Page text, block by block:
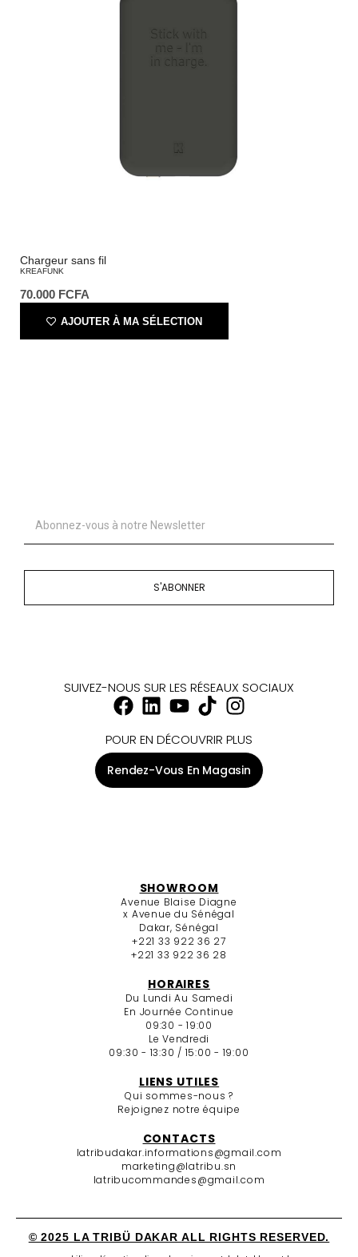
Chargeur sans fil
KREAFUNK
70.000 FCFA
AJOUTER À MA SÉLECTION
S'ABONNER
SUIVEZ-NOUS SUR LES RÉSEAUX SOCIAUX
POUR EN DÉCOUVRIR PLUS
Rendez-Vous En Magasin
SHOWROOM
Avenue Blaise Diagne
x Avenue du Sénégal
Dakar, Sénégal
+221 33 922 36 27
+221 33 922 36 28
HORAIRES
Du Lundi Au Samedi
En Journée Continue
09:30 - 19:00
Le Vendredi
09:30 - 13:30 / 15:00 - 19:00
LIENS UTILES
Qui sommes-nous ?
Rejoignez notre équipe
CONTACTS
latribudakar.informations@gmail.com
marketing@latribu.sn
latribucommandes@gmail.com
© 2025 LA TRIBÜ DAKAR ALL RIGHTS RESERVED.